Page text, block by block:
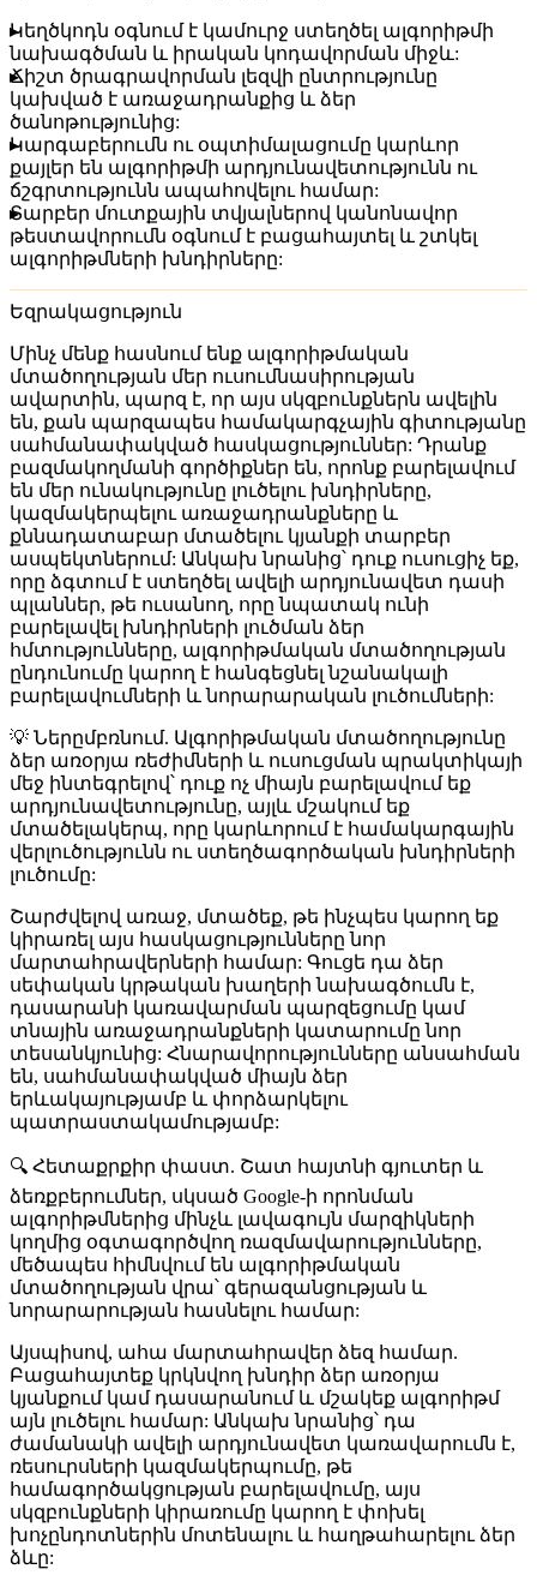
Կեղծկոդն օգնում է կամուրջ ստեղծել ալգորիթմի
նախագծման և իրական կոդավորման միջև:
Ճիշտ ծրագրավորման լեզվի ընտրությունը
կախված է առաջադրանքից և ձեր
ծանոթությունից:
Կարգաբերումն ու օպտիմալացումը կարևոր
քայլեր են ալգորիթմի արդյունավետությունն ու
ճշգրտությունն ապահովելու համար:
Տարբեր մուտքային տվյալներով կանոնավոր
թեստավորումն օգնում է բացահայտել և շտկել
ալգորիթմների խնդիրները:
Եզրակացություն
Մինչ մենք հասնում ենք ալգորիթմական
մտածողության մեր ուսումնասիրության
ավարտին, պարզ է, որ այս սկզբունքներն ավելին
են, քան պարզապես համակարգչային գիտությանը
սահմանափակված հասկացություններ: Դրանք
բազմակողմանի գործիքներ են, որոնք բարելավում
են մեր ունակությունը լուծելու խնդիրները,
կազմակերպելու առաջադրանքները և
քննադատաբար մտածելու կյանքի տարբեր
ասպեկտներում: Անկախ նրանից՝ դուք ուսուցիչ եք,
որը ձգտում է ստեղծել ավելի արդյունավետ դասի
պլաններ, թե ուսանող, որը նպատակ ունի
բարելավել խնդիրների լուծման ձեր
հմտությունները, ալգորիթմական մտածողության
ընդունումը կարող է հանգեցնել նշանակալի
բարելավումների և նորարարական լուծումների:
💡 Ներըմբռնում. Ալգորիթմական մտածողությունը
ձեր առօրյա ռեժիմների և ուսուցման պրակտիկայի
մեջ ինտեգրելով՝ դուք ոչ միայն բարելավում եք
արդյունավետությունը, այլև մշակում եք
մտածելակերպ, որը կարևորում է համակարգային
վերլուծությունն ու ստեղծագործական խնդիրների
լուծումը:
Շարժվելով առաջ, մտածեք, թե ինչպես կարող եք
կիրառել այս հասկացությունները նոր
մարտահրավերների համար: Գուցե դա ձեր
սեփական կրթական խաղերի նախագծումն է,
դասարանի կառավարման պարզեցումը կամ
տնային առաջադրանքների կատարումը նոր
տեսանկյունից: Հնարավորությունները անսահման
են, սահմանափակված միայն ձեր
երևակայությամբ և փորձարկելու
պատրաստակամությամբ:
🔍 Հետաքրքիր փաստ. Շատ հայտնի գյուտեր և
ձեռքբերումներ, սկսած Google-ի որոնման
ալգորիթմներից մինչև լավագույն մարզիկների
կողմից օգտագործվող ռազմավարությունները,
մեծապես հիմնվում են ալգորիթմական
մտածողության վրա՝ գերազանցության և
նորարարության հասնելու համար:
Այսպիսով, ահա մարտահրավեր ձեզ համար.
Բացահայտեք կրկնվող խնդիր ձեր առօրյա
կյանքում կամ դասարանում և մշակեք ալգորիթմ
այն լուծելու համար: Անկախ նրանից՝ դա
ժամանակի ավելի արդյունավետ կառավարումն է,
ռեսուրսների կազմակերպումը, թե
համագործակցության բարելավումը, այս
սկզբունքների կիրառումը կարող է փոխել
խոչընդոտներին մոտենալու և հաղթահարելու ձեր
ձևը: